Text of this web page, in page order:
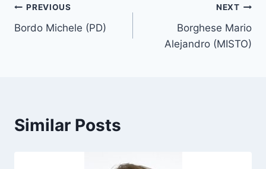
:
Post
navigation
PREVIOUS
Bordo Michele (PD)
NEXT
Borghese Mario
Alejandro (MISTO)
Similar Posts